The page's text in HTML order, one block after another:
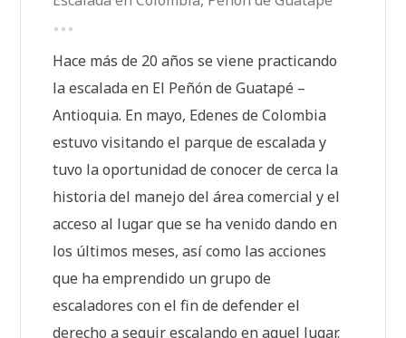
Hace más de 20 años se viene practicando
la escalada en El Peñón de Guatapé –
Antioquia. En mayo, Edenes de Colombia
estuvo visitando el parque de escalada y
tuvo la oportunidad de conocer de cerca la
historia del manejo del área comercial y el
acceso al lugar que se ha venido dando en
los últimos meses, así como las acciones
que ha emprendido un grupo de
escaladores con el fin de defender el
derecho a seguir escalando en aquel lugar.